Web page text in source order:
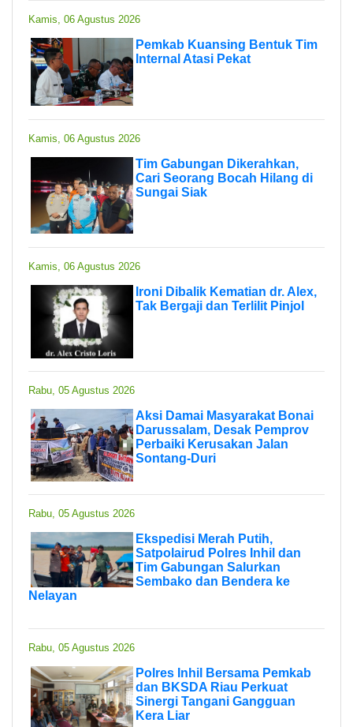
Kamis, 06 Agustus 2026
Pemkab Kuansing Bentuk Tim
Internal Atasi Pekat
Kamis, 06 Agustus 2026
Tim Gabungan Dikerahkan,
Cari Seorang Bocah Hilang di
Sungai Siak
Kamis, 06 Agustus 2026
Ironi Dibalik Kematian dr. Alex,
Tak Bergaji dan Terlilit Pinjol
Rabu, 05 Agustus 2026
Aksi Damai Masyarakat Bonai
Darussalam, Desak Pemprov
Perbaiki Kerusakan Jalan
Sontang-Duri
Rabu, 05 Agustus 2026
Ekspedisi Merah Putih,
Satpolairud Polres Inhil dan
Tim Gabungan Salurkan
Sembako dan Bendera ke
Nelayan
Rabu, 05 Agustus 2026
Polres Inhil Bersama Pemkab
dan BKSDA Riau Perkuat
Sinergi Tangani Gangguan
Kera Liar